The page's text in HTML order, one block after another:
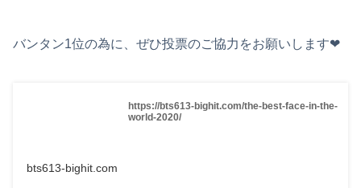
バンタン1位の為に、ぜひ投票のご協力をお願いします❤︎
https://bts613-bighit.com/the-best-face-in-the-
world-2020/
bts613-bighit.com